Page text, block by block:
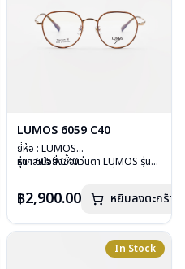
LUMOS 6059 C40
ยี่ห้อ : LUMOS
รุ่น : 6059 C40
บานพับ : ไม่มีสปริง
อุปกรณ์ : กล่องแว่น , ผ้าเช็ดแว่น
หากสนใจสั่งชื้อแว่นตา LUMOS รุ่น
฿2,900.00 หยิบลงตะกร้า
In Stock